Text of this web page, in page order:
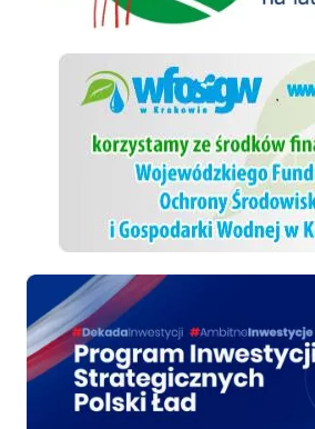
WFOSiGW
Polski ład